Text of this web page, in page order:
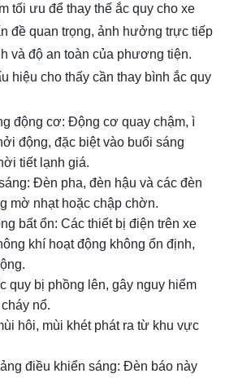
tối ưu để thay thế ắc quy cho xe
đề quan trọng, ảnh hưởng trực tiếp
và độ an toàn của phương tiện.
hiệu cho thấy cần thay bình ắc quy
động cơ: Động cơ quay chậm, ì
động, đặc biệt vào buổi sáng
tiết lạnh giá.
Đèn pha, đèn hậu và các đèn
mờ nhạt hoặc chập chờn.
bất ổn: Các thiết bị điện trên xe
khí hoạt động không ổn định,
quy bị phồng lên, gây nguy hiểm
nổ.
hôi, mùi khét phát ra từ khu vực
điều khiển sáng: Đèn báo này